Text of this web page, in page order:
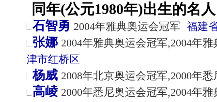
同年(公元1980年)出生的名
石智勇 2004年雅典奥运会冠军 福建
张娜 2004年雅典奥运会冠军,2004年
津市红桥区
杨威 2008年北京奥运会冠军,2000年
高崚 2000年悉尼奥运会冠军,2004年